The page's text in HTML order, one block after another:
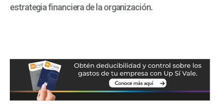
estrategia financiera de la organización.